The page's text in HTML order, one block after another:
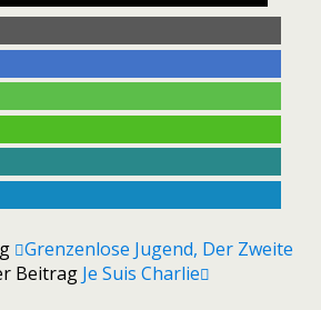
Grenzenlose Jugend, Der Zweite
Beitrag Je Suis Charlie